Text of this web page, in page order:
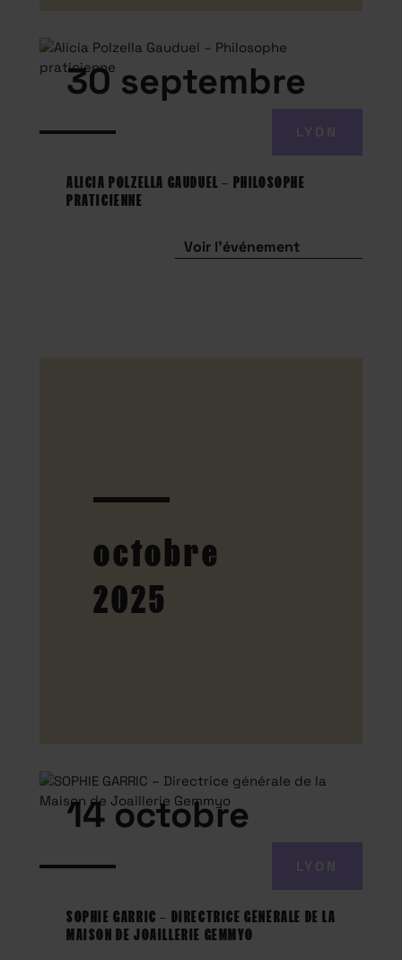
30 septembre
ALICIA POLZELLA GAUDUEL – PHILOSOPHE
PRATICIENNE
Voir l'événement
octobre
2025
14 octobre
SOPHIE GARRIC – DIRECTRICE GÉNÉRALE DE LA
MAISON DE JOAILLERIE GEMMYO